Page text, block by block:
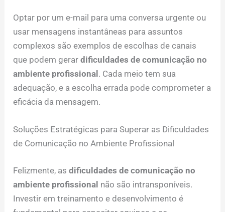
Optar por um e-mail para uma conversa urgente ou
usar mensagens instantâneas para assuntos
complexos são exemplos de escolhas de canais
que podem gerardificuldades de comunicação no
ambiente profissional. Cada meio tem sua
adequação, e a escolha errada pode comprometer a
eficácia da mensagem.
Soluções Estratégicas para Superar as Dificuldades
de Comunicação no Ambiente Profissional
Felizmente, asdificuldades de comunicação no
ambiente profissional não são intransponíveis.
Investir em treinamento e desenvolvimento é